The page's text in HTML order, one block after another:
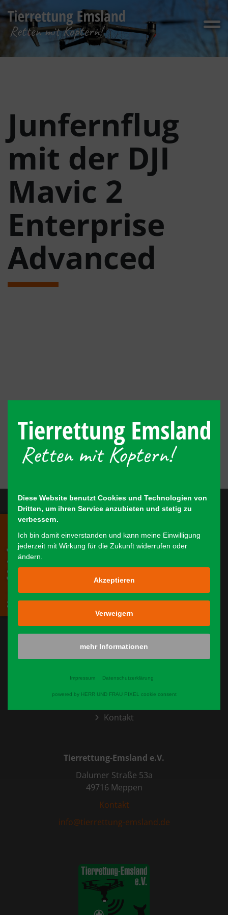
Notruf & Anfragen
Junfernflug
mit der DJI
Mavic 2
Enterprise
Advanced
Startseite
Rehkitzrettung
Team & Technik
Spender & Sponsoren
Fotos & Videos
Kontakt
Tierrettung-Emsland e.V.
Dalumer Straße 53a
49716 Meppen
Kontakt
info@tierrettung-emsland.de
Diese Website benutzt Cookies und Technologien von
Dritten, um ihren Service anzubieten und stetig zu
verbessern.
Ich bin damit einverstanden und kann meine Einwilligung
jederzeit mit Wirkung für die Zukunft widerrufen oder
ändern.
Akzeptieren
Verweigern
mehr Informationen
Impressum Datenschutzerklärung
powered by HERR UND FRAU PIXEL cookie consent